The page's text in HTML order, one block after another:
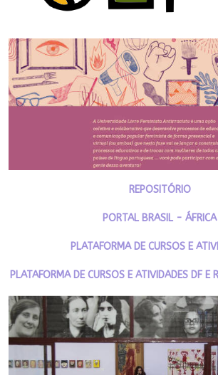
REPOSITÓRIO
PORTAL BRASIL - ÁFRICA
PLATAFORMA DE CURSOS E
PLATAFORMA DE CURSOS E ATIVIDADES DF E